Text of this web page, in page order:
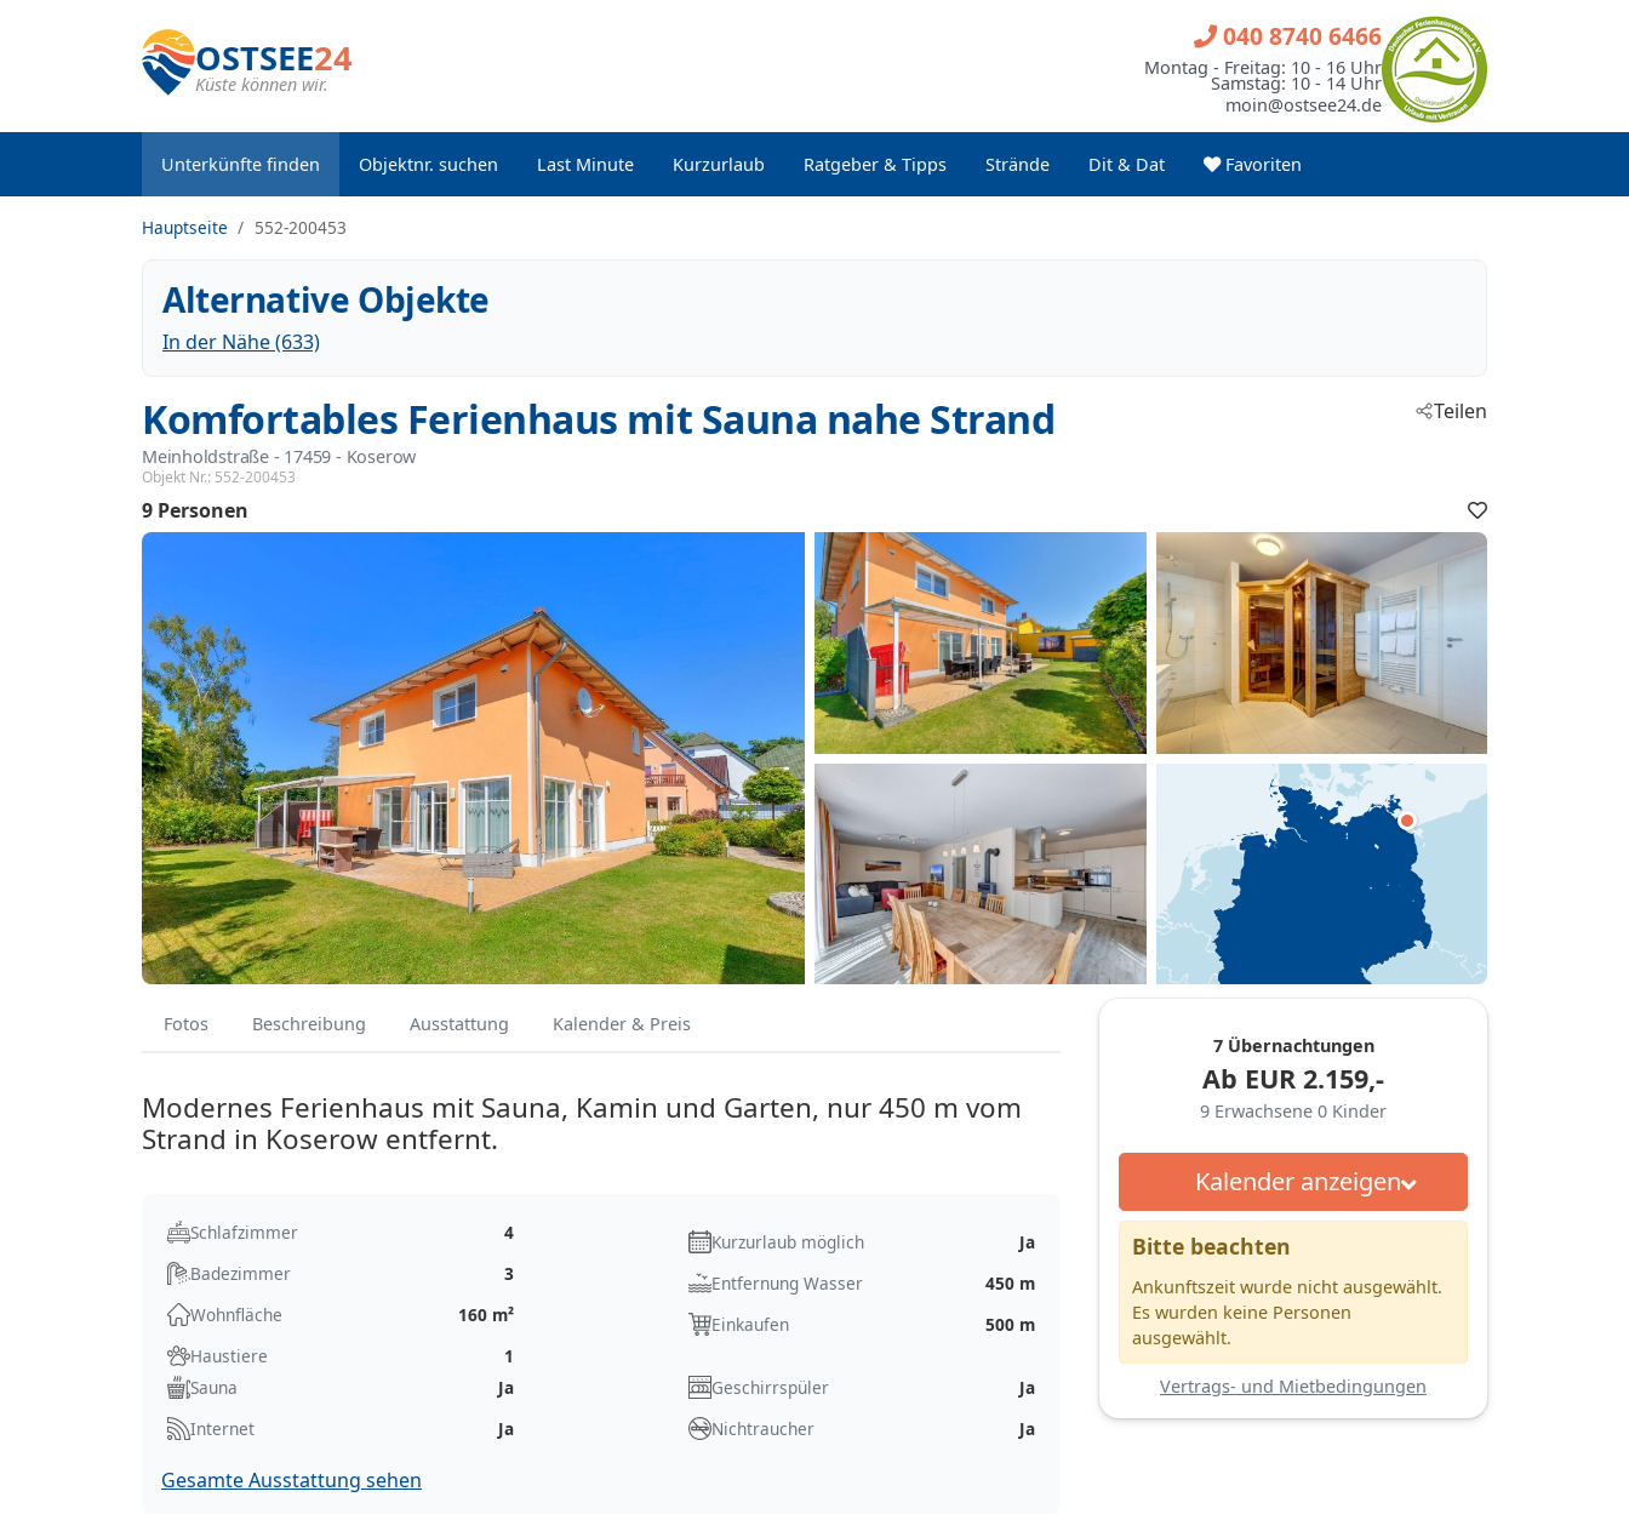
OSTSEE24
Küste können wir.
Unterkünfte finden Objektnr. suchen Last Minute Kurzurlaub Ratgeber & Tipps Strände Dit & Dat Favoriten
040 8740 6466
Montag - Freitag: 10 - 16 Uhr
Samstag: 10 - 14 Uhr
moin@ostsee24.de
Hauptseite 552-200453
Alternative Objekte
In der Nähe (633)
Komfortables Ferienhaus mit Sauna nahe Strand
Meinholdstraße - 17459 - Koserow
Objekt Nr.: 552-200453
Teilen
9 Personen
Fotos Beschreibung Ausstattung Kalender & Preis
Modernes Ferienhaus mit Sauna, Kamin und Garten, nur 450 m vom
Strand in Koserow entfernt.
Schlafzimmer
4
Badezimmer
3
Wohnfläche
160 m²
Haustiere
1
Kurzurlaub möglich
Ja
Entfernung Wasser
450 m
Einkaufen
500 m
Sauna
Ja
Internet
Ja
Geschirrspüler
Ja
Nichtraucher
Ja
Gesamte Ausstattung sehen
7 Übernachtungen
Ab EUR 2.159,-
9 Erwachsene 0 Kinder
Kalender anzeigen
Bitte beachten
Ankunftszeit wurde nicht ausgewählt.
Es wurden keine Personen
ausgewählt.
Vertrags- und Mietbedingungen